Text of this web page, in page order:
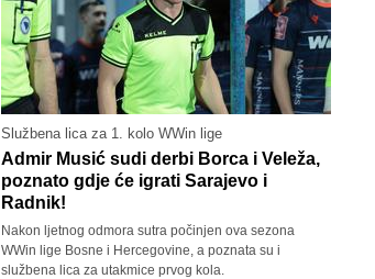
Službena lica za 1. kolo WWin lige
Admir Musić sudi derbi Borca i Veleža,
poznato gdje će igrati Sarajevo i
Radnik!
Nakon ljetnog odmora sutra počinjen ova sezona
WWin lige Bosne i Hercegovine, a poznata su i
službena lica za utakmice prvog kola.